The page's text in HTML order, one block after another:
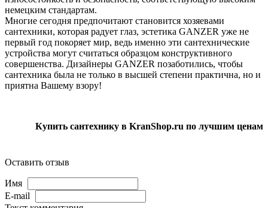
немецким стандартам.
Многие сегодня предпочитают становится хозяевами
сантехники, которая радует глаз, эстетика GANZER уже не
первый год покоряет мир, ведь именно эти сантехнические
устройства могут считаться образцом конструктивного
совершенства. Дизайнеры GANZER позаботились, чтобы
сантехника была не только в высшей степени практична, но и
приятна Вашему взору!
Купить сантехнику в KranShop.ru по лучшим ценам
Оставить отзыв
Имя
E-mail